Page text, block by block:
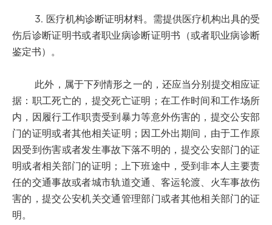
3. 医疗机构诊断证明材料。需提供医疗机构出具的受
伤后诊断证明书或者职业病诊断证明书（或者职业病诊断
鉴定书）。
此外，属于下列情形之一的，还应当分别提交相应证
据：职工死亡的，提交死亡证明；在工作时间和工作场所
内，因履行工作职责受到暴力等意外伤害的，提交公安部
门的证明或者其他相关证明；因工外出期间，由于工作原
因受到伤害或者发生事故下落不明的，提交公安部门的证
明或者相关部门的证明；上下班途中，受到非本人主要责
任的交通事故或者城市轨道交通、客运轮渡、火车事故伤
害的，提交公安机关交通管理部门或者其他相关部门的证
明。